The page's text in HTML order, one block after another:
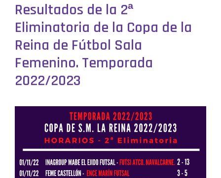
Resultados de la 2ª
Eliminatoria de la Copa de la
Reina de Fútbol Sala
Femenino. Temporada
2022/2023